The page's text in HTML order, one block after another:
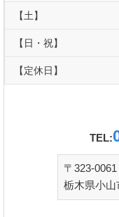
【土】
【日・祝】
【定休日】
TEL:
〒323-0061
栃木県小山